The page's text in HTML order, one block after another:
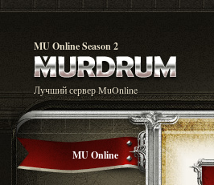
MU Online Season 2
Лучший сервер MuOnline
MU Online